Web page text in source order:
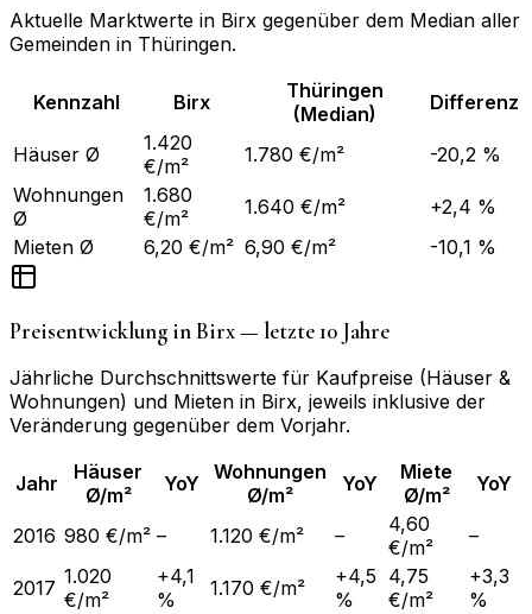
Aktuelle Marktwerte in Birx gegenüber dem Median aller
Gemeinden in Thüringen.
Kennzahl Birx
Thüringen
(Median)
Differenz
Häuser Ø
1.420
€/m²
1.780 €/m²
-20,2 %
Wohnungen
Ø
1.680
€/m²
1.640 €/m²
+2,4 %
Mieten Ø
6,20 €/m² 6,90 €/m² -10,1 %
Preisentwicklung inBirx— letzte 10 Jahre
Jährliche Durchschnittswerte für Kaufpreise (Häuser &
Wohnungen) und Mieten in Birx, jeweils inklusive der
Veränderung gegenüber dem Vorjahr.
Jahr
Häuser
Ø/m²
YoY
Wohnungen
Ø/m²
YoY
Miete
Ø/m²
YoY
2016 980 €/m² – 1.120 €/m² –
4,60
€/m²
–
2017 1.020
€/m²
+4,1
%
1.170 €/m²
+4,5
%
4,75
€/m²
+3,3
%